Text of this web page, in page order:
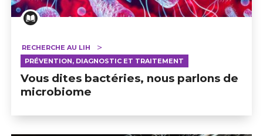
RECHERCHE AU LIH
PRÉVENTION, DIAGNOSTIC ET TRAITEMENT
Vous dites bactéries, nous parlons de
microbiome